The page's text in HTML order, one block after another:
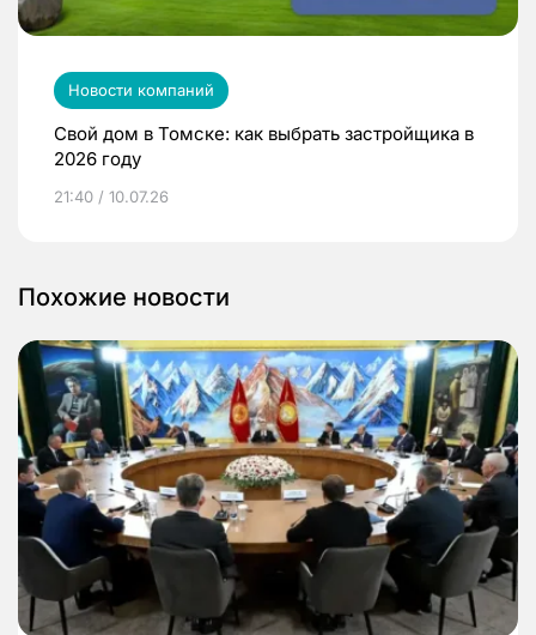
Новости компаний
Свой дом в Томске: как выбрать застройщика в
2026 году
21:40 / 10.07.26
Похожие новости